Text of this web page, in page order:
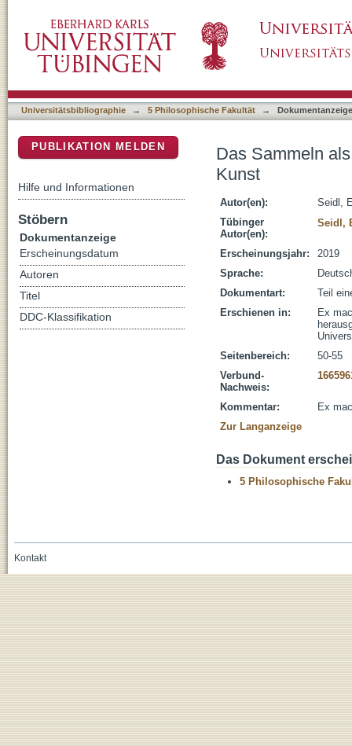
Universitätsbibliographie → 5 Philosophische Fakultät → Dokumentanzeige
Das Sammeln
Kunst
Autor(en):
Seidl,
Tübinger
Autor(en):
Seidl,
Erscheinungsjahr:
2019
Sprache:
Dokumentart:
Teil
Erschienen in:
Ex
Seitenbereich:
50-55
Verbund-
Nachweis:
Kommentar:
Ex
Zur Langanzeige
Das Dokument
5 Philosophische
PUBLIKATION MELDEN
Hilfe und Informationen
Stöbern
Dokumentanzeige
Erscheinungsdatum
Autoren
Titel
DDC-Klassifikation
Kontakt